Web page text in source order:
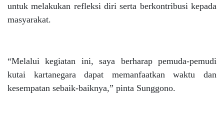
untuk melakukan refleksi diri serta berkontribusi kepada
masyarakat.
“Melalui kegiatan ini, saya berharap pemuda-pemudi
kutai kartanegara dapat memanfaatkan waktu dan
kesempatan sebaik-baiknya,” pinta Sunggono.